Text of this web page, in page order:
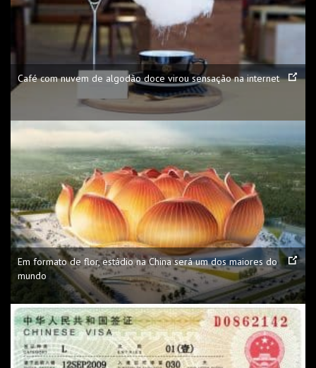
Café com nuvem de algodão doce virou sensação na internet
Em formato de flor, estádio na China será um dos maiores do
mundo